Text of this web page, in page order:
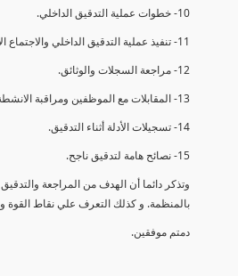
10- خطوات عملية التدقيق الداخلي.
11- تنفيذ عملية التدقيق الداخلي والاجتماع الافتتاحي.
12- مراجعة السجلات والوثائق.
13- المقابلات مع الموظفين ومراقبة الانشطة والمرافق.
14- تسجيلات الأدلة أثناء التدقيق.
15- نصائح هامة لتدقيق ناجح.
وتذكر دائما أن الهدف من المراجعة
بالمنظمة. و كذلك التعرف علي نقاط القوة
دمتم موفقين.